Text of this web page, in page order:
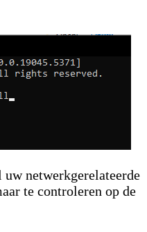
netwerkgerelateerde
te controleren op de